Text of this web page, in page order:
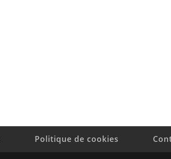
Politique de cookies